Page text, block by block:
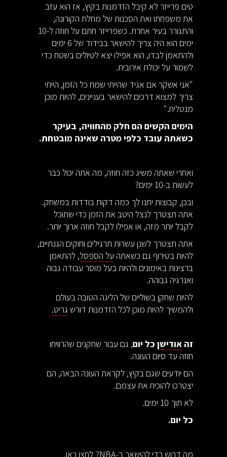
טים פרייזר לא קיבל הזדמנות בקיץ, אז הוא עזב
את משפחתו ואת הסכנות של מחלת הקורונה,
והתגורר בעיר אחרת. כשפרייזר חתם על חוזה ל-10
ימים הוא היה צריך להישאר בבידוד של 6 ימים
ולהתאמן לבדו, הוא אפילו יצא לטיולים בשטח כדי
לשמור על יכולת אירובית.
"אני אשקר אם אגיד שהייתי שמח כל הזמן, הייתי
צריך למצוא דרכים להישאר בעניינים, להיות מוכן
מנטלית."
הימים הקשים הם חלק מהחוויה, בעיקר
כשאתה עובד כלפי מטרה שאינה מובטחת.
ואחרי שאתה משיג כזה חוזה, מה אתה יכול כבר
לעשות ב-10 ימים?
ובכן, קבוצות יתנו לך כמה דקות בודדות במשחק.
אתה תצטרך לנצל היטב את הזמן כדי שתוכל
לקבל יותר מזה, או אפילו לקבל חוזה ארוך יותר.
אתה תצטרך לשנן עשרות תרגילים וחוקים הגנתיים,
להיות בטירוף גם כשאתה על הספסל, להתאמן
ברצינות באימונים ולהיות בעל מוסר עבודה גבוה
ואנרגיה גבוהה.
להיות שחקן בשוליים של הליגה הטובה בעולם
ולהמשיך להיות מוכן לכל הזדמנות דורש גריט.
זהאודישן כל יום, גם עבור שחקנים שהרוויחו
חוזה עד סיום העונה.
הם יודעים שגם בקיץ, לקראת העונה הבאה, הם
יצטרכו להוכיח את עצמם.
לא תוך 10 ימים.
כל יום.
מה דרוש כדי להישאר ב-NBA? לחצו כאן.